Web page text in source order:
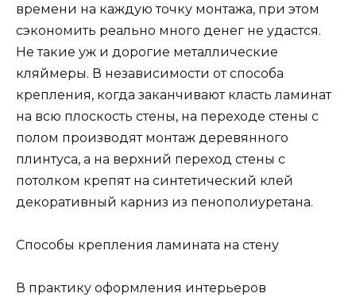
времени на каждую точку монтажа, при этом
сэкономить реально много денег не удастся.
Не такие уж и дорогие металлические
кляймеры. В независимости от способа
крепления, когда заканчивают класть ламинат
на всю плоскость стены, на переходе стены с
полом производят монтаж деревянного
плинтуса, а на верхний переход стены с
потолком крепят на синтетический клей
декоративный карниз из пенополиуретана.
Способы крепления ламината на стену
В практику оформления интерьеров